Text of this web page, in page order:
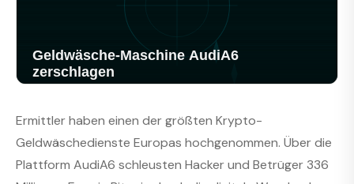
Ermittler haben einen der größten Krypto-
Geldwäschedienste Europas hochgenommen. Über die
Plattform AudiA6 schleusten Hacker und Betrüger 336